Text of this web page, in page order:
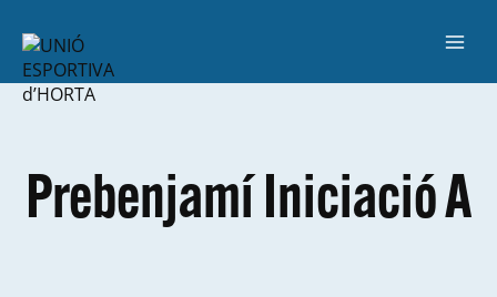
Prebenjamí Iniciació A